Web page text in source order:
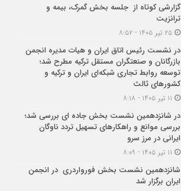
گزارشی کوتاه از جلسه بخش گمرک، بیمه و
ترانزیت
۲۵ تیر ۱۴۰۵ - ۸:۵۲
در نشست رئیس اتاق ایران و هیات مدیره انجمن
بازرگانان و صنعتگران مستقل ترکیه مطرح شد؛
توسعه روابط تجاری شبکه‌ای ایران و ترکیه و
کشورهای ثالث
در شانزدهمین نشست بخش جاده ای بررسی شد؛
بررسی موانع و راهکارهای تسهیل تردد ناوگان
ایرانی در مرز سرو
شانزدهمین نشست بخش فورواردری در انجمن
ایران برگزار شد